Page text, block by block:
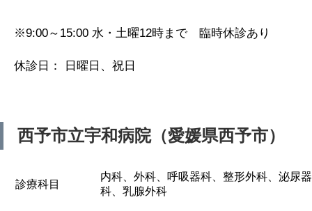
※9:00～15:00 水・土曜12時まで 臨時休診あり
休診日： 日曜日、祝日
西予市立宇和病院（愛媛県西予市）
診療科目
内科、外科、呼吸器科、整形外科、泌尿
科、乳腺外科